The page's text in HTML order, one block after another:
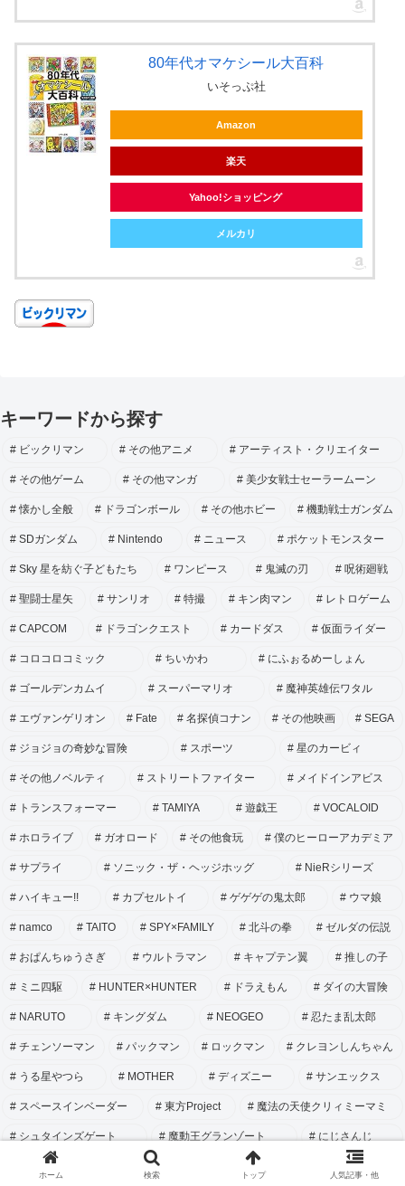
80年代オマケシール大百科
いそっぷ社
Amazon
楽天
Yahoo!ショッピング
メルカリ
キーワードから探す
ビックリマン その他アニメ アーティスト・クリエイター
その他ゲーム その他マンガ 美少女戦士セーラームーン
懐かし全般 ドラゴンボール その他ホビー 機動戦士ガンダム
SDガンダム Nintendo ニュース ポケットモンスター
Sky 星を紡ぐ子どもたち ワンピース 鬼滅の刃 呪術廻戦
聖闘士星矢 サンリオ 特撮 キン肉マン レトロゲーム
CAPCOM ドラゴンクエスト カードダス 仮面ライダー
コロコロコミック ちいかわ にふぉるめーしょん
ゴールデンカムイ スーパーマリオ 魔神英雄伝ワタル
エヴァンゲリオン Fate 名探偵コナン その他映画 SEGA
ジョジョの奇妙な冒険 スポーツ 星のカービィ
その他ノベルティ ストリートファイター メイドインアビス
トランスフォーマー TAMIYA 遊戯王 VOCALOID
ホロライブ ガオロード その他食玩 僕のヒーローアカデミア
サプライ ソニック・ザ・ヘッジホッグ NieRシリーズ
ハイキュー!! カプセルトイ ゲゲゲの鬼太郎 ウマ娘
namco TAITO SPY×FAMILY 北斗の拳 ゼルダの伝説
おぱんちゅうさぎ ウルトラマン キャプテン翼 推しの子
ミニ四駆 HUNTER×HUNTER ドラえもん ダイの大冒険
NARUTO キングダム NEOGEO 忍たま乱太郎
チェンソーマン パックマン ロックマン クレヨンしんちゃん
うる星やつら MOTHER ディズニー サンエックス
スペースインベーダー 東方Project 魔法の天使クリィミーマミ
シュタインズゲート 魔動王グランゾート にじさんじ
大ダーク 神羅万象チョコ NIKKE おジャ魔女どれみ
ホーム 検索 トップ 人気記事・他